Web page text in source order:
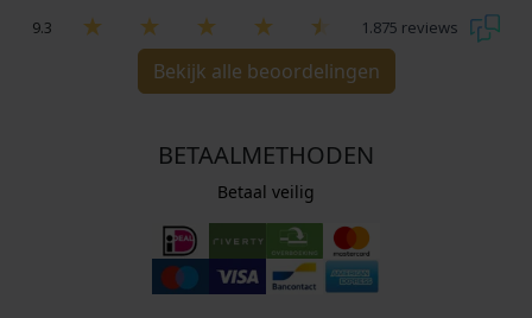
9.3 1.875 reviews
Bekijk alle beoordelingen
BETAALMETHODEN
Betaal veilig